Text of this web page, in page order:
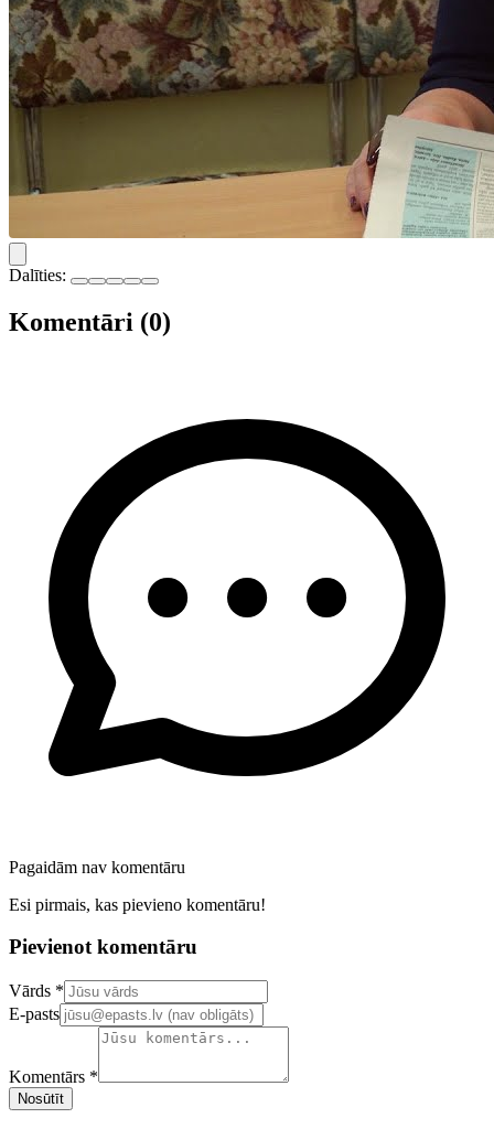
Dalīties:
Komentāri (0)
Pagaidām nav komentāru
Esi pirmais, kas pievieno komentāru!
Pievienot komentāru
Confirm your email address
Vārds *
E-pasts
Komentārs *
Nosūtīt